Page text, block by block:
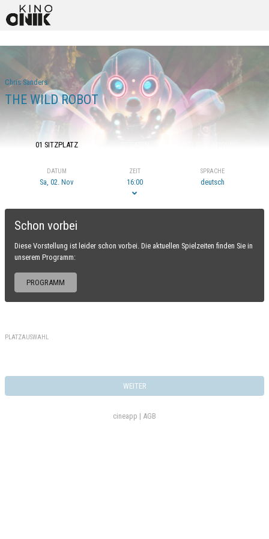
Chris Sanders
THE WILD ROBOT
01 SITZPLATZ
DATUM
Sa, 02. Nov
ZEIT
16:00
SPRACHE
deutsch
Schon vorbei
Diese Vorstellung ist leider schon vorbei. Die aktuellen Spielzeiten finden Sie in
unserem Programm:
PROGRAMM
PLATZAUSWAHL
WEITER
cineapp | AGB